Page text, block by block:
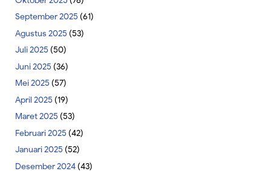
September 2025 (61)
Agustus 2025 (53)
Juli 2025 (50)
Juni 2025 (36)
Mei 2025 (57)
April 2025 (19)
Maret 2025 (53)
Februari 2025 (42)
Januari 2025 (52)
Desember 2024(43)